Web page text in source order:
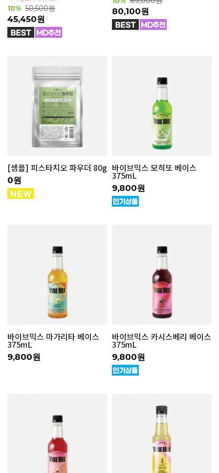
10% 50,500원
45,450원
80,100원
[샘플] 피스타치오 파우더 80g
0원
바이브믹스 모히또 베이스
375mL
9,800원
바이브믹스 마가리타 베이스
375mL
9,800원
바이브믹스 카시스베리 베이스
375mL
9,800원